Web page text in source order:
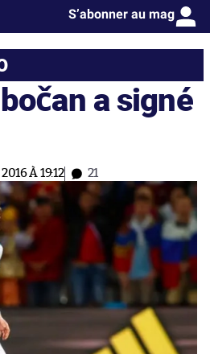
S’abonner au mag
a signé
À 19:12 21